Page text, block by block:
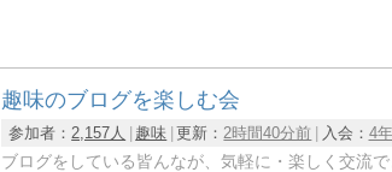
趣味のブログを楽しむ会
参加者：2,157人 趣味 更新：2時間40分前 入会： 4
ブログをしている皆んなが、気軽に・楽しく交流